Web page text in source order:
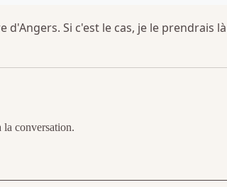
Si c'est le cas, je le prendrais là
conversation.